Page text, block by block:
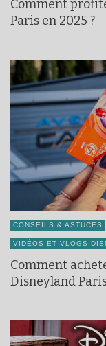
Comment
Paris en 2025 ?
CONSEILS & ASTUCES
VIDÉOS ET VLOGS
Comment
Disneyland